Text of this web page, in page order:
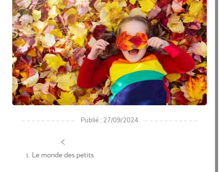
Publié : 27/09/2024
Le monde des petits